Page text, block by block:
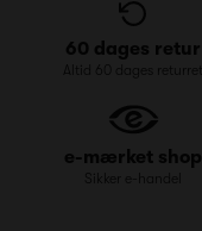
60 dages retur
Altid 60 dages returret
e-mærket shop
Sikker e-handel